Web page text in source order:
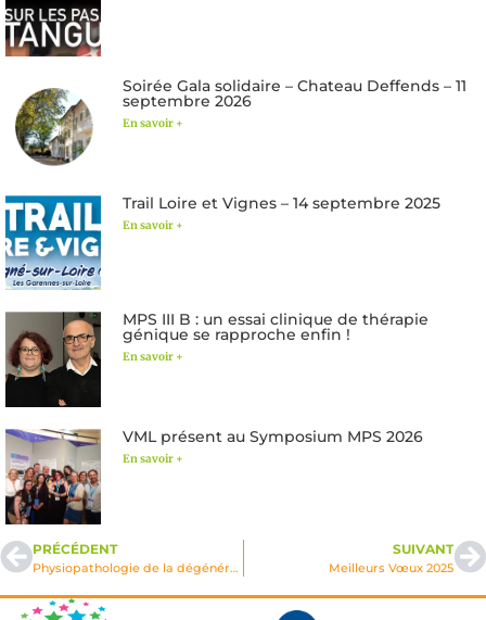
Soirée Gala solidaire – Chateau Deffends – 11
septembre 2026
En savoir +
Trail Loire et Vignes – 14 septembre 2025
En savoir +
MPS III B : un essai clinique de thérapie
génique se rapproche enfin !
En savoir +
VML présent au Symposium MPS 2026
En savoir +
PRÉCÉDENT
Physiopathologie de la dégénérescence des motoneurones dans la gangliosidose à GM2
SUIVANT
Meilleurs Vœux 2025